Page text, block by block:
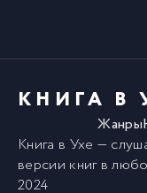
КНИГА В
Жанры
Книга в Ухе —
версии книгв
2024